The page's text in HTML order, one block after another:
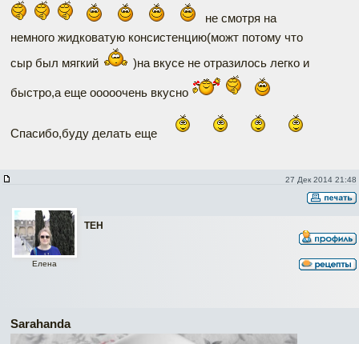
не смотря на
немного жидковатую консистенцию(можт потому что
сыр был мягкий
)на вкусе не отразилось легко и
быстро,а еще ооооочень вкусно
Спасибо,буду делать еще
27 Дек 2014 21:48
ТЕН
Елена
Sarahanda